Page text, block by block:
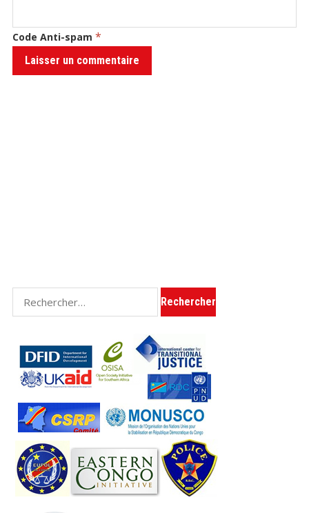
Code Anti-spam *
Rechercher :